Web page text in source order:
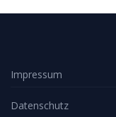
Impressum
Datenschutz